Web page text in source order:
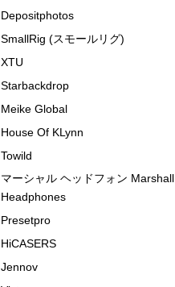
Depositphotos
SmallRig (スモールリグ)
XTU
Starbackdrop
Meike Global
House Of KLynn
Towild
マーシャル ヘッドフォン Marshall
Headphones
Presetpro
HiCASERS
Jennov